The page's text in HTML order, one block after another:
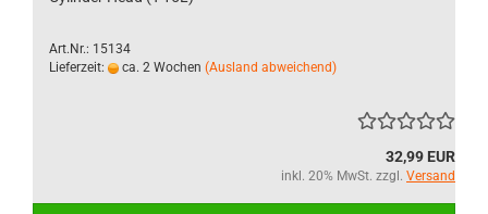
Art.Nr.: 15134
Lieferzeit:
ca. 2 Wochen (Ausland abweichend)
32,99 EUR
inkl. 20% MwSt. zzgl. Versand